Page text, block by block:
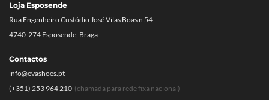
Loja Esposende
Rua Engenheiro Custódio José Vilas Boas n 54
4740-274 Esposende, Braga
Contactos
info@evashoes.pt
(+351) 253 964 210 (chamada para rede fixa nacional)